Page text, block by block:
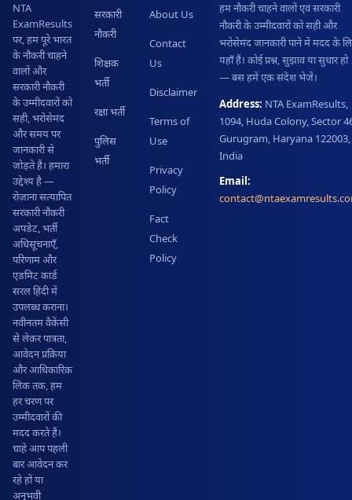
NTA
ExamResults
पर, हम पूरे भारत
के नौकरी चाहने
वालों और
सरकारी नौकरी
के उम्मीदवारों को
सही, भरोसेमंद
और समय पर
जानकारी से
जोड़ते हैं। हमारा
उद्देश्य है —
रोज़ाना सत्यापित
सरकारी नौकरी
अपडेट, भर्ती
अधिसूचनाएँ,
परिणाम और
एडमिट कार्ड
सरल हिंदी में
उपलब्ध कराना।
नवीनतम वैकेंसी
से लेकर पात्रता,
आवेदन प्रक्रिया
और आधिकारिक
लिंक तक, हम
हर चरण पर
उम्मीदवारों की
मदद करते हैं।
चाहे आप पहली
बार आवेदन कर
रहे हों या
अनुभवी
सरकारी
नौकरी
शिक्षक
भर्ती
रक्षा भर्ती
पुलिस
भर्ती
About Us
Contact
Us
Disclaimer
Terms of
Use
Privacy
Policy
Fact
Check
Policy
हम नौकरी चाहने वालों एवं सरकारी
नौकरी के उम्मीदवारों को सही और
भरोसेमंद जानकारी पाने में मदद के
यहाँ हैं। कोई प्रश्न, सुझाव या सुधार हो
— बस हमें एक संदेश भेजें।
Address: NTA ExamResults,
1094, Huda Colony, Sector
Gurugram, Haryana 122003,
India
Email: